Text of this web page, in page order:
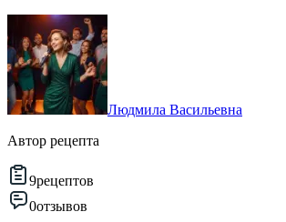
Людмила Васильевна
Автор рецепта
9рецептов
0отзывов